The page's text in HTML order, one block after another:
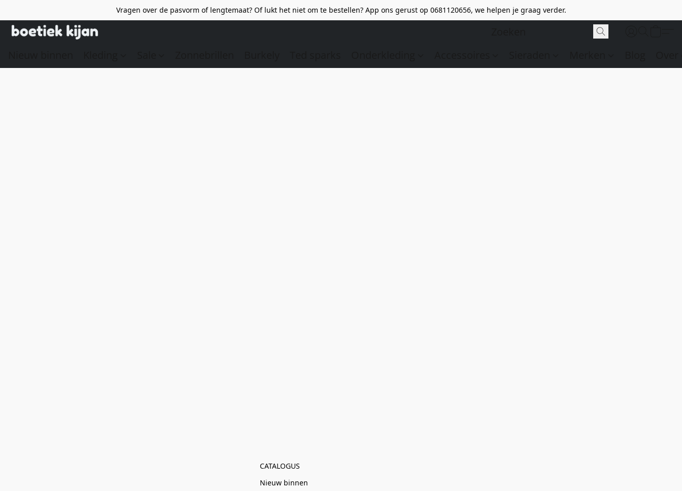
Vragen over de pasvorm of lengtemaat? Of lukt het niet om te bestellen? App ons gerust op 0681120656, we helpen je graag verder.
CATALOGUS
Nieuw binnen